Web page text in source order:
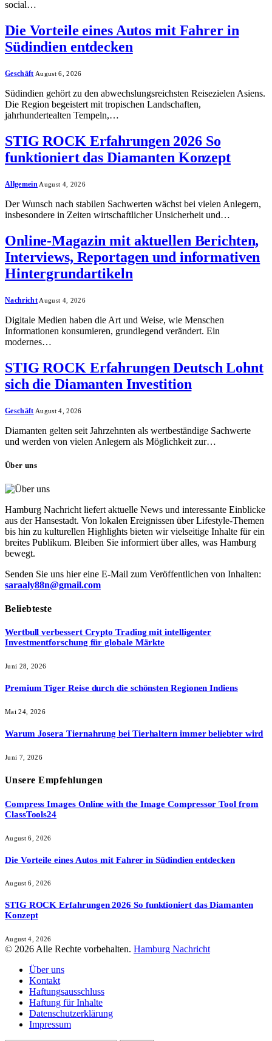
social…
Die Vorteile eines Autos mit Fahrer in
Südindien entdecken
Geschäft August 6, 2026
Südindien gehört zu den abwechslungsreichsten Reisezielen Asiens.
Die Region begeistert mit tropischen Landschaften,
jahrhundertealten Tempeln,…
STIG ROCK Erfahrungen 2026 So
funktioniert das Diamanten Konzept
Allgemein August 4, 2026
Der Wunsch nach stabilen Sachwerten wächst bei vielen Anlegern,
insbesondere in Zeiten wirtschaftlicher Unsicherheit und…
Online-Magazin mit aktuellen Berichten,
Interviews, Reportagen und informativen
Hintergrundartikeln
Nachricht August 4, 2026
Digitale Medien haben die Art und Weise, wie Menschen
Informationen konsumieren, grundlegend verändert. Ein
modernes…
STIG ROCK Erfahrungen Deutsch Lohnt
sich die Diamanten Investition
Geschäft August 4, 2026
Diamanten gelten seit Jahrzehnten als wertbeständige Sachwerte
und werden von vielen Anlegern als Möglichkeit zur…
Über uns
Hamburg Nachricht liefert aktuelle News und interessante Einblicke
aus der Hansestadt. Von lokalen Ereignissen über Lifestyle-Themen
bis hin zu kulturellen Highlights bieten wir vielseitige Inhalte für ein
breites Publikum. Bleiben Sie informiert über alles, was Hamburg
bewegt.
Senden Sie uns hier eine E-Mail zum Veröffentlichen von Inhalten:
saraaly88n@gmail.com
Beliebteste
Wertbull verbessert Crypto Trading mit intelligenter
Investmentforschung für globale Märkte
Juni 28, 2026
Premium Tiger Reise durch die schönsten Regionen Indiens
Mai 24, 2026
Warum Josera Tiernahrung bei Tierhaltern immer beliebter wird
Juni 7, 2026
UnsereEmpfehlungen
Compress Images Online with the Image Compressor Tool from
ClassTools24
August 6, 2026
Die Vorteile eines Autos mit Fahrer in Südindien entdecken
August 6, 2026
STIG ROCK Erfahrungen 2026 So funktioniert das Diamanten
Konzept
August 4, 2026
© 2026 Alle Rechte vorbehalten. Hamburg Nachricht
Über uns
Kontakt
Haftungsausschluss
Haftung für Inhalte
Datenschutzerklärung
Impressum